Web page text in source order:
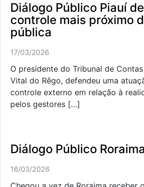
Diálogo Público Piauí
controle mais próximo
pública
17/03/2026
O presidente do Tribunal de
Vital do Rêgo, defendeu uma
controle externo em relação à
pelos gestores […]
Diálogo Público Roraima
16/03/2026